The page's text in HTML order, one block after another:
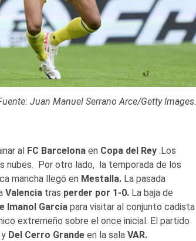
Juan Manuel Serrano Arce/Getty Images.
al FC Barcelonaen Copa del Rey.Los
nubes. Por otro lado, la temporada de los
mancha llegó en Mestalla.La pasada
Valenciatras perder por 1-0. La baja de
Imanol Garcíapara visitar al conjunto cadista
extremeño sobre el once inicial. El partido
Del Cerro Grandeen la sala VAR.